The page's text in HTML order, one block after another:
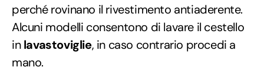
perché rovinano il rivestimento antiaderente.
Alcuni modelli consentono di lavare il cestello
inlavastoviglie, in caso contrario procedi a
mano.